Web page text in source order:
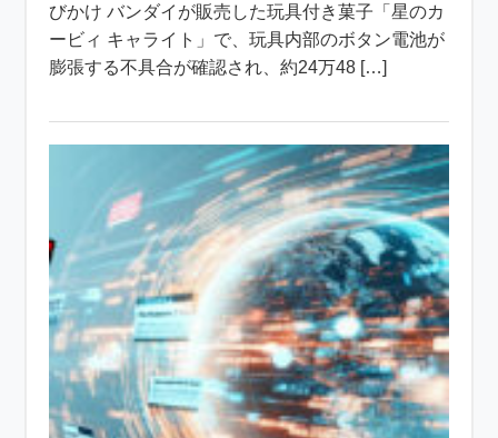
びかけ バンダイが販売した玩具付き菓子「星のカ
ービィ キャライト」で、玩具内部のボタン電池が
膨張する不具合が確認され、約24万48 […]